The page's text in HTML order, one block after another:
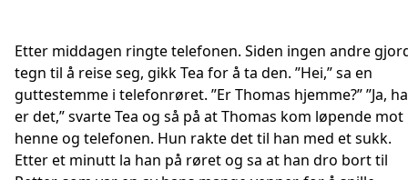
Etter middagen ringte telefonen. Siden ingen andre
tegn til å reise seg, gikk Tea for å ta den. ”Hei,” sa en
guttestemme i telefonrøret. ”Er Thomas hjemme?” ”Ja,
er det,” svarte Tea og så på at Thomas kom løpende mot
henne og telefonen. Hun rakte det til han med et sukk.
Etter et minutt la han på røret og sa at han dro bort til